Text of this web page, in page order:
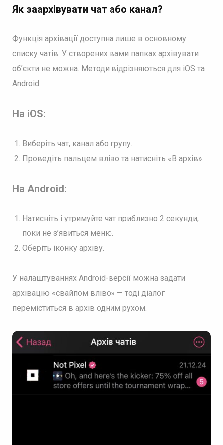
Як заархівувати чат або канал?
Функція архівації доступна лише в основному
списку чатів. У створених вами папках архівувати
об’єкти не можна. Методи відрізняються для iOS та
Android.
На iOS:
Виберіть чат, канал або групу.
Проведіть пальцем вліво та натисніть «В архів».
На Android:
Натисніть і утримуйте чат приблизно 2 секунди,
поки не з’явиться меню.
Оберіть іконку архіву.
У налаштуваннях Android-версії можна задати
архівацію «свайпом вліво» — тоді діалог
переміститься в архів одним рухом.